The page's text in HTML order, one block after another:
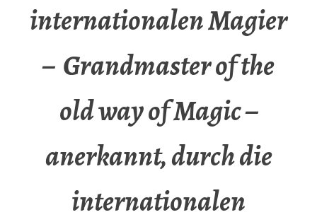
internationalen Magier
– Grandmaster of the
old way of Magic –
anerkannt, durch die
internationalen